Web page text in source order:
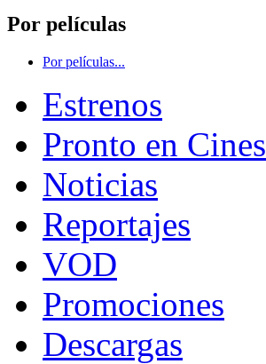
Por películas
Por películas...
Estrenos
Pronto en Cines
Noticias
Reportajes
VOD
Promociones
Descargas